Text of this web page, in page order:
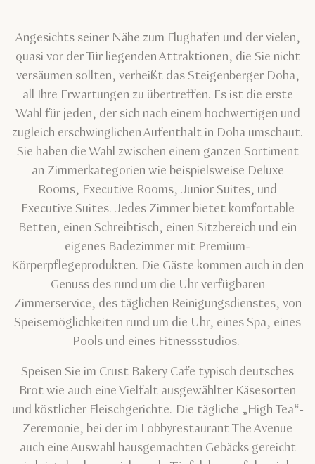
Angesichts seiner Nähe zum Flughafen und der vielen,
quasi vor der Tür liegenden Attraktionen, die Sie nicht
versäumen sollten, verheißt das Steigenberger Doha,
all Ihre Erwartungen zu übertreffen. Es ist die erste
Wahl für jeden, der sich nach einem hochwertigen und
zugleich erschwinglichen Aufenthalt in Doha umschaut.
Sie haben die Wahl zwischen einem ganzen Sortiment
an Zimmerkategorien wie beispielsweise Deluxe
Rooms, Executive Rooms, Junior Suites, und
Executive Suites. Jedes Zimmer bietet komfortable
Betten, einen Schreibtisch, einen Sitzbereich und ein
eigenes Badezimmer mit Premium-
Körperpflegeprodukten. Die Gäste kommen auch in den
Genuss des rund um die Uhr verfügbaren
Zimmerservice, des täglichen Reinigungsdienstes, von
Speisemöglichkeiten rund um die Uhr, eines Spa, eines
Pools und eines Fitnessstudios.
Speisen Sie im Crust Bakery Cafe typisch deutsches
Brot wie auch eine Vielfalt ausgewählter Käsesorten
und köstlicher Fleischgerichte. Die tägliche „High Tea“-
Zeremonie, bei der im Lobbyrestaurant The Avenue
auch eine Auswahl hausgemachten Gebäcks gereicht